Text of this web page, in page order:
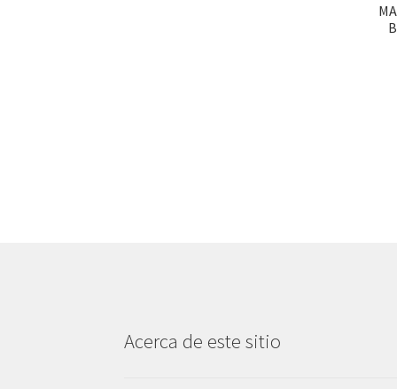
Acerca de este sitio